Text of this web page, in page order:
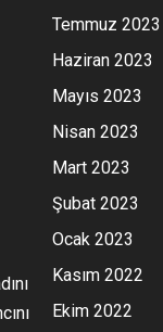
Temmuz 2023
Haziran 2023
Mayıs 2023
Nisan 2023
Mart 2023
Şubat 2023
Ocak 2023
Kasım 2022
Ekim 2022